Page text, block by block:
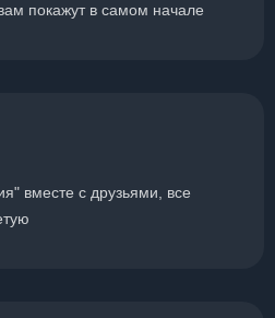
покажут в самом начале
вместе с друзьями, все